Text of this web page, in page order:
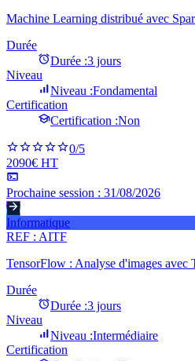
Machine Learning distribué avec
Durée
Durée :3 jours
Niveau
Niveau :Fondamental
Certification
Certification :Non
0/5
2090€ HT
Prochaine session : 31/08/2026
Informatique
REF : AITF
TensorFlow : Analyse d'images avec
Durée
Durée :3 jours
Niveau
Niveau :Intermédiaire
Certification